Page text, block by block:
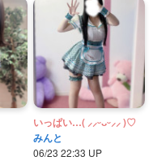
いっぱい…( ⸝⸝ᵕᴗᵕ⸝⸝ )♡
みんと
06/23 22:33 UP